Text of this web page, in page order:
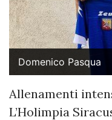
Domenico Pasqua
Allenamenti
L’Holimpia